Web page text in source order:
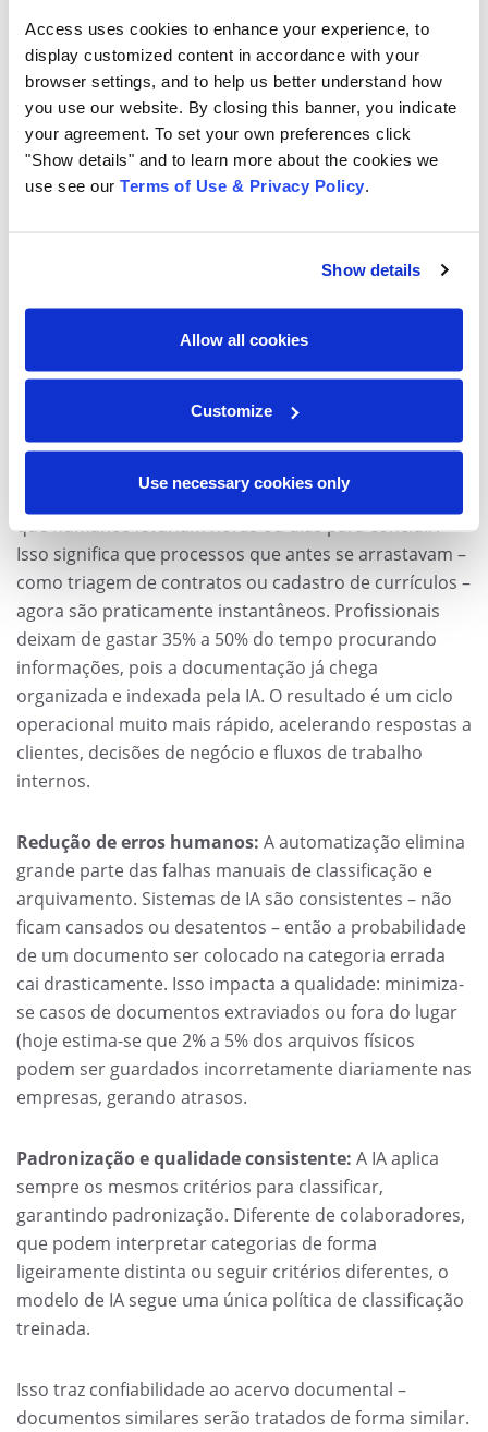
Access uses cookies to enhance your experience, to
display customized content in accordance with your
browser settings, and to help us better understand how
you use our website. By closing this banner, you indicate
your agreement. To set your own preferences click
"Show details" and to learn more about the cookies we
use see our Terms of Use & Privacy Policy
Show details
Allow all cookies
Customize
Use necessary cookies only
armazenamento, e aplicar princípios de privacy by
design – ou seja, incorporar proteção de dados desde
a concepção da solução.
Ganhos de produtividade e
benefícios reais de documentos
Superados os mitos e gerenciados os riscos, a
organizações. Diferentes estudos e casos práticos
apontam benefícios concretos, dentre os quais
classificar milhares de documentos em minutos, tarefa
Isso significa que processos que antes se arrastavam –
como triagem de contratos ou cadastro de currículos –
agora são praticamente instantâneos. Profissionais
deixam de gastar 35% a 50% do tempo procurando
informações, pois a documentação já chega
organizada e indexada pela IA. O resultado é um ciclo
operacional muito mais rápido, acelerando respostas a
clientes, decisões de negócio e fluxos de trabalho
internos.
Redução de erros humanos: A automatização elimina
grande parte das falhas manuais de classificação e
arquivamento. Sistemas de IA são consistentes – não
ficam cansados ou desatentos – então a probabilidade
de um documento ser colocado na categoria errada
cai drasticamente. Isso impacta a qualidade: minimiza-
se casos de documentos extraviados ou fora do lugar
(hoje estima-se que 2% a 5% dos arquivos físicos
podem ser guardados incorretamente diariamente nas
empresas, gerando atrasos.
Padronização e qualidade consistente: A IA aplica
sempre os mesmos critérios para classificar,
garantindo padronização. Diferente de colaboradores,
que podem interpretar categorias de forma
ligeiramente distinta ou seguir critérios diferentes, o
modelo de IA segue uma única política de classificação
treinada.
Isso traz confiabilidade ao acervo documental –
documentos similares serão tratados de forma similar.